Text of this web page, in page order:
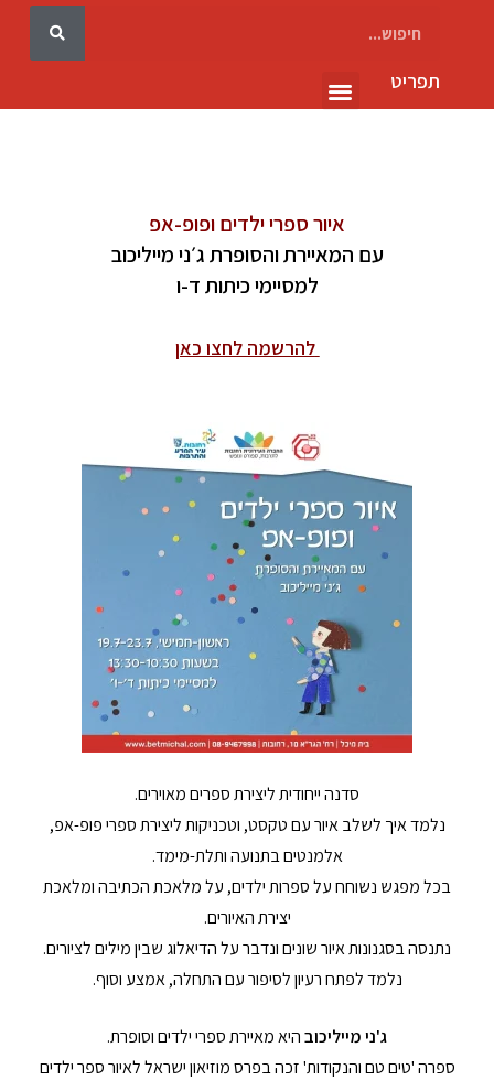
תפריט
איור ספרי ילדיםופופ-אפ
עם המאיירת והסופרת ג׳ני מייליכוב
למסיימי כיתות ד-ו
להרשמה לחצו כאן
סדנה ייחודית ליצירת ספרים מאוירים.
נלמד איך לשלב איור עם טקסט, וטכניקות ליצירת ספרי פופ-אפ,
אלמנטים בתנועה ותלת-מימד.
בכל מפגש נשוחח על ספרות ילדים, על מלאכת הכתיבה ומלאכת
יצירת האיורים.
נתנסה בסגנונות איור שונים ונדבר על הדיאלוג שבין מילים לציורים.
נלמד לפתח רעיון לסיפור עם התחלה, אמצע וסוף.
ג'ני מייליכובהיא מאיירת ספרי ילדים וסופרת.
ספרה 'טים טם והנקודות' זכה בפרס מוזיאון ישראל לאיור ספר ילדים